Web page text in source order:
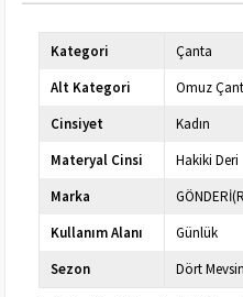
Kategori
Çanta
Alt Kategori
Omuz
Cinsiyet
Kadın
Materyal Cinsi
Hakiki Deri
Marka
Kullanım Alanı
Günlük
Sezon
Dört